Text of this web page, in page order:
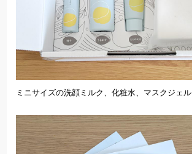
ミニサイズの洗顔ミルク、化粧水、マスクジェ